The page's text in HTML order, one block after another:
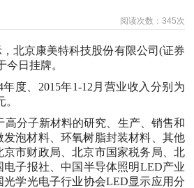
阅读次数： 345次
北京康美特科技股份有限公司(证券
日挂牌。
度、2015年1-12月营业收入分别为
分子新材料的研究、生产、销售和
泡材料、环氧树脂封装材料、其他
市财政局、北京市国家税务局、北
子报社、中国半导体照明LED产业
学光电子行业协会LED显示应用分